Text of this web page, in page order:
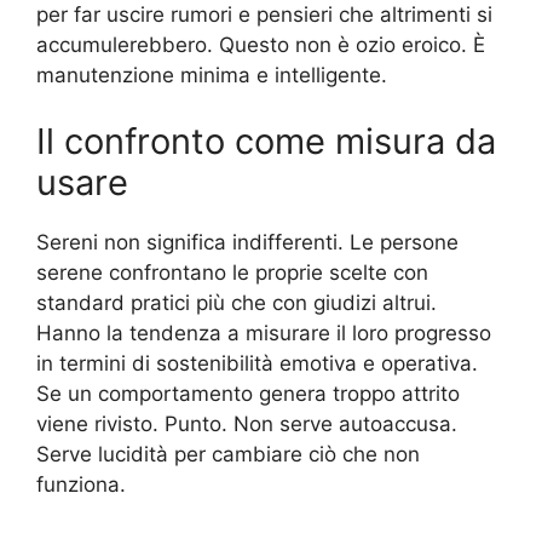
per far uscire rumori e pensieri che altrimenti si
accumulerebbero. Questo non è ozio eroico. È
manutenzione minima e intelligente.
Il confronto come misura da
usare
Sereni non significa indifferenti. Le persone
serene confrontano le proprie scelte con
standard pratici più che con giudizi altrui.
Hanno la tendenza a misurare il loro progresso
in termini di sostenibilità emotiva e operativa.
Se un comportamento genera troppo attrito
viene rivisto. Punto. Non serve autoaccusa.
Serve lucidità per cambiare ciò che non
funziona.